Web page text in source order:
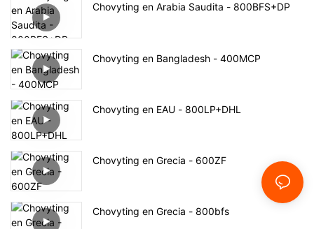
Chovyting en Arabia Saudita - 800BFS+DP
Chovyting en Bangladesh - 400MCP
Chovyting en EAU - 800LP+DHL
Chovyting en Grecia - 600ZF
Chovyting en Grecia - 800bfs